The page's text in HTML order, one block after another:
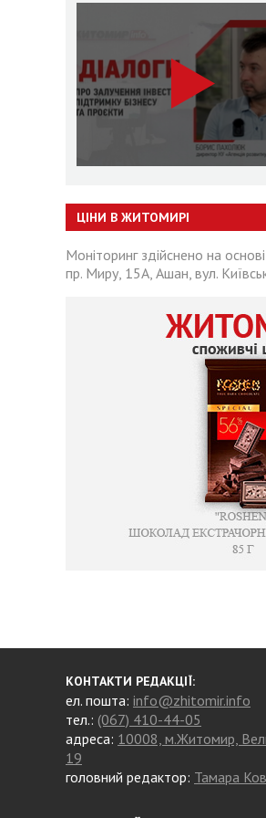
ЦІНИ В ЖИТОМИРІ
Моніторинг здійснено на
пр. Миру, 15А, Ашан, вул.
КОНТАКТИ РЕДАКЦІЇ:
ел. пошта: info@zhitomir.info
тел.: (067) 410-44-05
адреса: 10008, м.Житомир,
19
головний редактор: Тамара